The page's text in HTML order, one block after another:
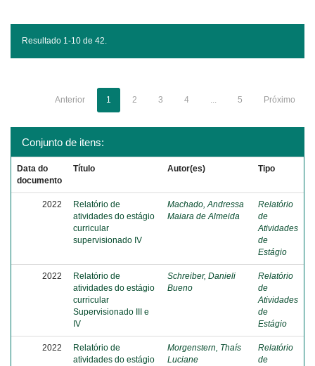
Resultado 1-10 de 42.
Anterior 1 2 3 4 ... 5 Próximo
Conjunto de itens:
Data do
documento
Título Autor(es) Tipo
2022
Relatório de
atividades do estágio
curricular
supervisionado IV
Machado, Andressa
Maiara de Almeida
Relatório
de
Atividades
de
Estágio
2022
Relatório de
atividades do estágio
curricular
Supervisionado III e
IV
Schreiber, Danieli
Bueno
Relatório
de
Atividades
de
Estágio
2022
Relatório de
atividades do estágio
Morgenstern, Thaís
Luciane
Relatório
de